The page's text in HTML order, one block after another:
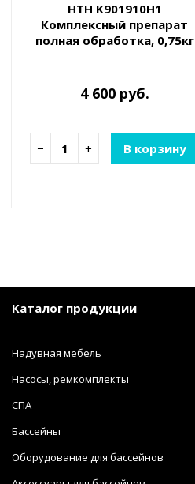
HTH K901910H1
Комплексный препарат
полная обработка, 0,75кг
4 600 руб.
− + В корзину
Каталог продукции
Надувная мебель
Насосы, ремкомплекты
СПА
Бассейны
Оборудование для бассейнов